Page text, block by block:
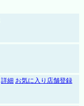
詳細 お気に入り店舗登録